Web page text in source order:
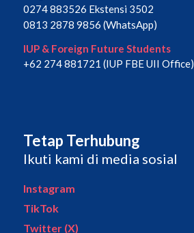
0274 883526 Ekstensi 3502
0813 2878 9856 (WhatsApp)
IUP & Foreign Future Students
+62 274 881721 (IUP FBE UII Office)
Tetap Terhubung
Ikuti kami di media sosial
Instagram
TikTok
Twitter (X)